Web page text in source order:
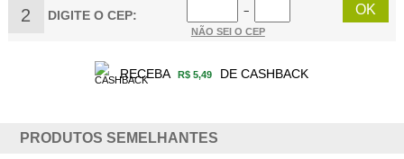
2 DIGITE O CEP:
−
NÃO SEI O CEP
RECEBA R$ 5,49 DE CASHBACK
PRODUTOS SEMELHANTES